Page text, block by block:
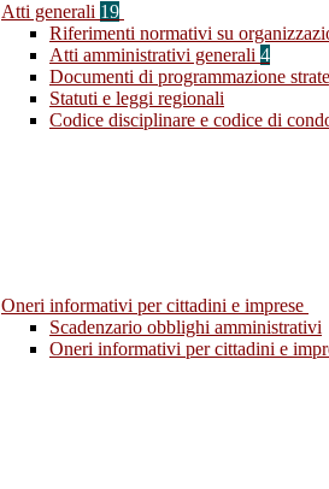
Atti generali 19
Riferimenti normativi su
Atti amministrativi generali 4
Documenti di programmazione
Statuti e leggi regionali
Codice disciplinare e codice di
Oneri informativi per cittadini e imprese
Scadenzario obblighi amministrativi
Oneri informativi per cittadini e